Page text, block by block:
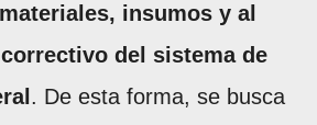
insumos y al
del sistema de
. De esta forma, se busca